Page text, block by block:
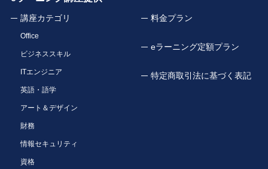
講座カテゴリ
Office
ビジネススキル
ITエンジニア
英語・語学
アート＆デザイン
財務
情報セキュリティ
資格
料金プラン
eラーニング定額プラン
特定商取引法に基づく表記